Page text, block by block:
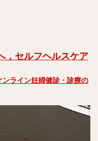
，セルフヘルスケア
ライン妊婦健診・診療の